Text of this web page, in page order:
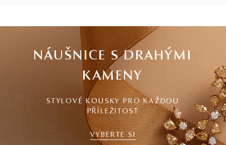
NÁUŠNICE S DRAHÝMI
KAMENY
STYLOVÉ KOUSKY PRO KAŽDOU
PŘÍLEŽITOST
VYBERTE SI